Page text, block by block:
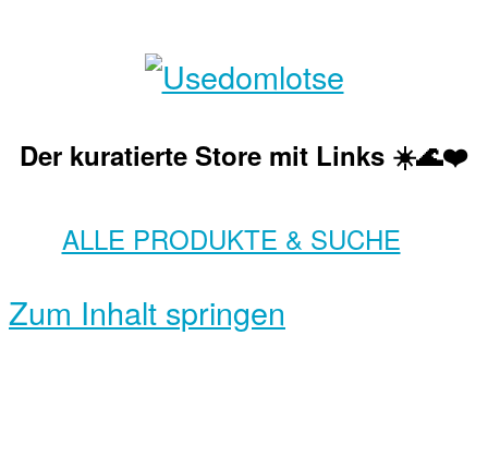
Der kuratierte Store mit Links ☀️🌊❤️
ALLE PRODUKTE & SUCHE
Zum Inhalt springen